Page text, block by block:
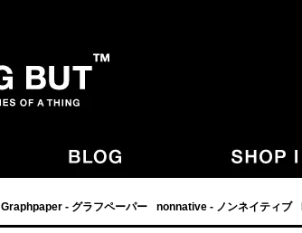
Graphpaper - グラフペーパー nonnative - ノンネイティブ